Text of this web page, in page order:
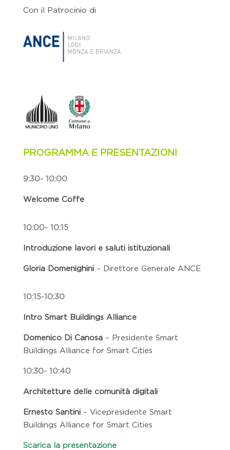
Con il Patrocinio di
PROGRAMMA E PRESENTAZIONI
9:30- 10:00
Welcome Coffe
10:00- 10:15
Introduzione lavori e saluti istituzionali
Gloria Domenighini – Direttore Generale ANCE
10:15-10:30
Intro Smart Buildings Alliance
Domenico Di Canosa– Presidente Smart
Buildings Alliance for Smart Cities
10:30- 10:40
Architetture delle comunità digitali
Ernesto Santini– Vicepresidente Smart
Buildings Alliance for Smart Cities
Scarica la presentazione